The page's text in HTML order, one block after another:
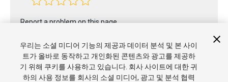
Report a problem on this page
우리는 소셜 미디어 기능의 제공과 데이터 분석 및 본 사이
트가 올바로 동작하고 개인화된 콘텐츠와 광고를 제공하
기 위해 쿠키를 사용하고 있습니다. 회사 사이트에 대한 귀
하의 사용 정보를 회사의 소셜 미디어, 광고 및 분석 협력